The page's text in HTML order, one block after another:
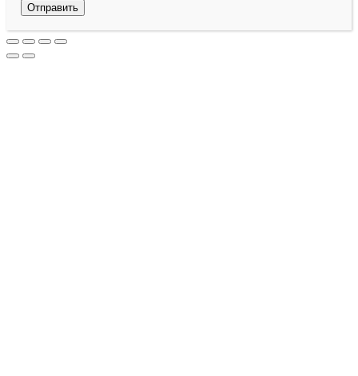
Отправить